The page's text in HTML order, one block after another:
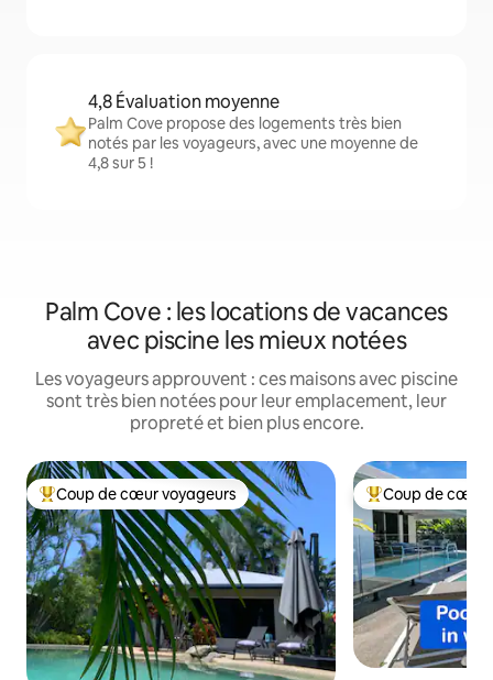
4,8 Évaluation moyenne
Palm Cove propose des logements très bien
notés par les voyageurs, avec une moyenne de
4,8 sur 5 !
Palm Cove : les locations de vacances
avec piscine les mieux notées
Les voyageurs approuvent : ces maisons avec piscine
sont très bien notées pour leur emplacement, leur
propreté et bien plus encore.
Coups de cœur voyageurs les plus appréciés
Coup de cœur voyageurs Coups de cœur
Coup de cœur